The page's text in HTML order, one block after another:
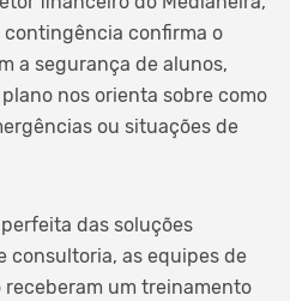
contingência confirma o
a segurança de alunos,
nos orienta sobre como
ou situações de
das soluções
consultoria, as equipes de
um treinamento